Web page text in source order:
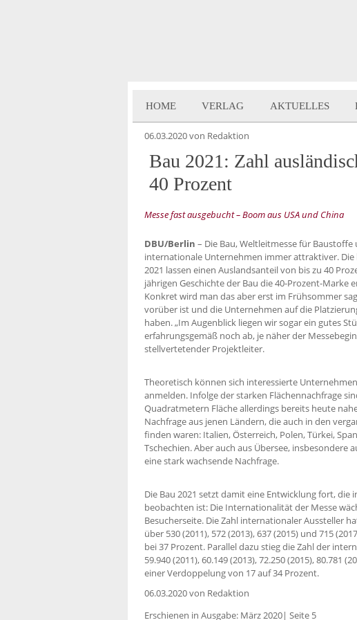
HOME VERLAG AKTUELLES
06.03.2020von Redaktion
Bau 2021: Zahl
40 Prozent
Messe fast ausgebucht – Boom aus USA und China
DBU/Berlin – Die Bau, Weltleitmesse für
internationale Unternehmen immer attraktiver. Die
2021 lassen einen Auslandsanteil von bis zu 40
jährigen Geschichte der Bau die 40-Prozent-Marke
Konkret wird man das aber erst im Frühsommer
vorüber ist und die Unternehmen auf die
haben. „Im Augenblick liegen wir sogar ein gutes
erfahrungsgemäß noch ab, je näher der
stellvertetender Projektleiter.
Theoretisch können sich interessierte
anmelden. Infolge der starken Flächennachfrage
Quadratmetern Fläche allerdings bereits heute
Nachfrage aus jenen Ländern, die auch in den
finden waren: Italien, Österreich, Polen, Türkei,
Tschechien. Aber auch aus Übersee, insbesondere
eine stark wachsende Nachfrage.
Die Bau 2021 setzt damit eine Entwicklung fort, die
beobachten ist: Die Internationalität der Messe
Besucherseite. Die Zahl internationaler Aussteller
über 530 (2011), 572 (2013), 637 (2015) und 715
bei 37 Prozent. Parallel dazu stieg die Zahl der
59.940 (2011), 60.149 (2013), 72.250 (2015), 80.781
einer Verdoppelung von 17 auf 34 Prozent.
06.03.2020von Redaktion
Erschienen in Ausgabe: März 2020| Seite 5